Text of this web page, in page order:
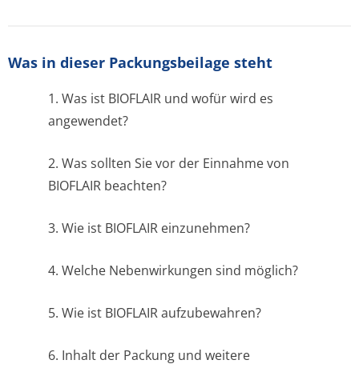
Was in dieser Packungsbeilage steht
1. Was ist BIOFLAIR und wofür wird es
angewendet?
2. Was sollten Sie vor der Einnahme von
BIOFLAIR beachten?
3. Wie ist BIOFLAIR einzunehmen?
4. Welche Nebenwirkungen sind möglich?
5. Wie ist BIOFLAIR aufzubewahren?
6. Inhalt der Packung und weitere